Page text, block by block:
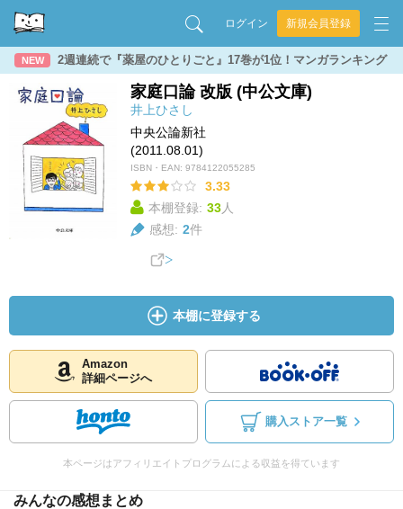
ログイン 新規会員登録
NEW 2週連続で『薬屋のひとりごと』17巻が1位！マンガランキング
家庭口論 改版 (中公文庫)
井上ひさし
中央公論新社
(2011.08.01)
ISBN・EAN: 9784122055285
3.33
本棚登録: 33人
感想: 2件
本棚に登録する
Amazon
詳細ページへ
購入ストア一覧
本ページはアフィリエイトプログラムによる収益を得ています
みんなの感想まとめ